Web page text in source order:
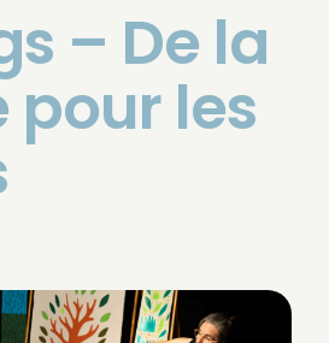
– De la
pour les